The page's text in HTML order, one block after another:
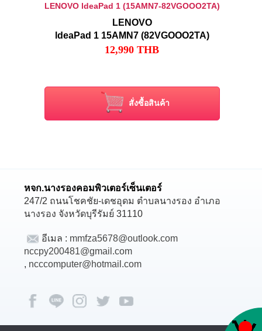
LENOVO ldeaPad 1 (15AMN7-82VGOOO2TA)
LENOVO
ldeaPad 1 15AMN7 (82VGOOO2TA)
-AMD Ryzen 3 7320U (2.4GHz up to 4.1GHz, 2MB
-256GB PCle NVMe M.2 2242 SSD
-AMD Radeon 610M Graphics
-15.6 Full HD
12,990 THB
สั่งซื้อสินค้า
หจก.นางรองคอมพิวเตอร์เซ็นเตอร์
247/2 ถนนโชคชัย-เดชอุดม ตำบลนางรอง อำเภอ
นางรอง จังหวัดบุรีรัมย์ 31110
อีเมล : mmfza5678@outlook.com
nccpy200481@gmail.com
, ncccomputer@hotmail.com